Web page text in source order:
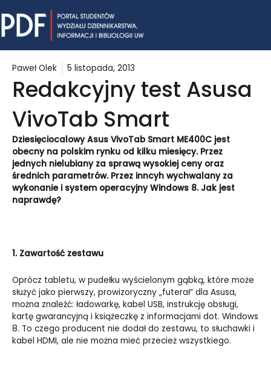
to
content
Paweł Olek 5 listopada, 2013
Redakcyjny test Asusa
VivoTab Smart
Dziesięciocalowy Asus VivoTab Smart ME400C jest
obecny na polskim rynku od kilku miesięcy. Przez
jednych nielubiany za sprawą wysokiej ceny oraz
średnich parametrów. Przez inncyh wychwalany za
wykonanie i system operacyjny Windows 8. Jak jest
naprawdę?
1. Zawartość zestawu
Oprócz tabletu, w pudełku wyścielonym gąbką, które może
służyć jako pierwszy, prowizoryczny „futerał” dla Asusa,
można znaleźć: ładowarkę, kabel USB, instrukcję obsługi,
kartę gwarancyjną i książeczkę z informacjami dot. Windows
8. To czego producent nie dodał do zestawu, to słuchawki i
kabel HDMI, ale nie można mieć przecież wszystkiego.